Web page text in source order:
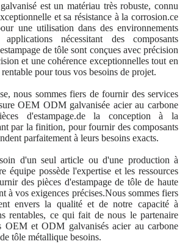
est un matériau très robuste, connu
et sa résistance à la corrosion.ce
une utilisation dans des environnements
nécessitant des composants
de tôle sont conçues avec précision
et une cohérence exceptionnelles tout en
pour tous vos besoins de projet.
nous sommes fiers de fournir des services
OEM ODM galvanisée acier au carbone
d'estampage.de la conception à la
par la finition, pour fournir des composants
parfaitement à leurs besoins exacts.
d'un seul article ou d'une production à
équipe possède l'expertise et les ressources
des pièces d'estampage de tôle de haute
à vos exigences précises.Nous sommes fiers
envers la qualité et de notre capacité à
rentables, ce qui fait de nous le partenaire
OEM et ODM galvanisés acier au carbone
tôle métallique besoins.